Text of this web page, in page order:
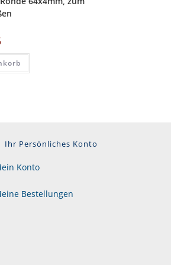
Ihr Persönliches Konto
Konto
Bestellungen